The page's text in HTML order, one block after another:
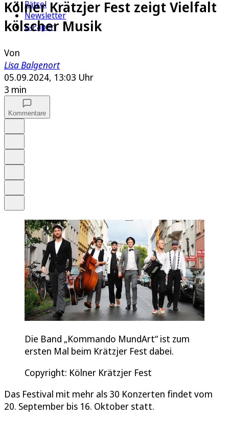
Rätsel
Newsletter
E-Paper
Kölner Krätzjer Fest zeigt Vielfalt
kölscher Musik
Von
Lisa Balgenort
05.09.2024, 13:03 Uhr
3 min
Kommentare
Die Band „Kommando MundArt“ ist zum
ersten Mal beim Krätzjer Fest dabei.
Copyright: Kölner Krätzjer Fest
Das Festival mit mehr als 30 Konzerten findet vom
20. September bis 16. Oktober statt.